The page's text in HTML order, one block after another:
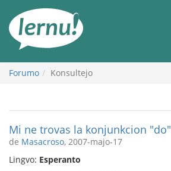
enhavo
Forumo Konsultejo
Mi ne trovas la konjunkcion "do"
de Masacroso, 2007-majo-17
Lingvo: Esperanto